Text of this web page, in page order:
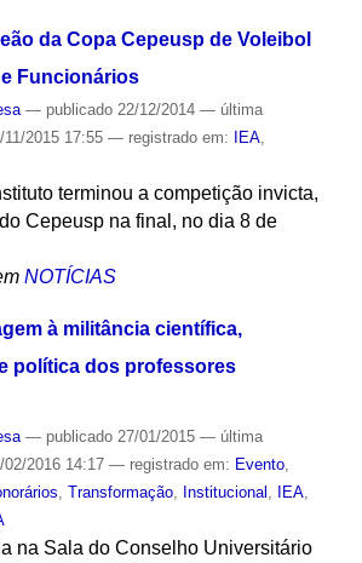
da Copa Cepeusp de Voleibol
Funcionários
— publicado22/12/2014 — última
2015 17:55 — registrado em: IEA,
terminou a competição invicta,
Cepeusp na final, no dia 8 de
NOTÍCIAS
à militância científica,
política dos professores
— publicado27/01/2015 — última
2016 14:17 — registrado em: Evento,
Transformação, Institucional IEA,
na Sala do Conselho Universitário